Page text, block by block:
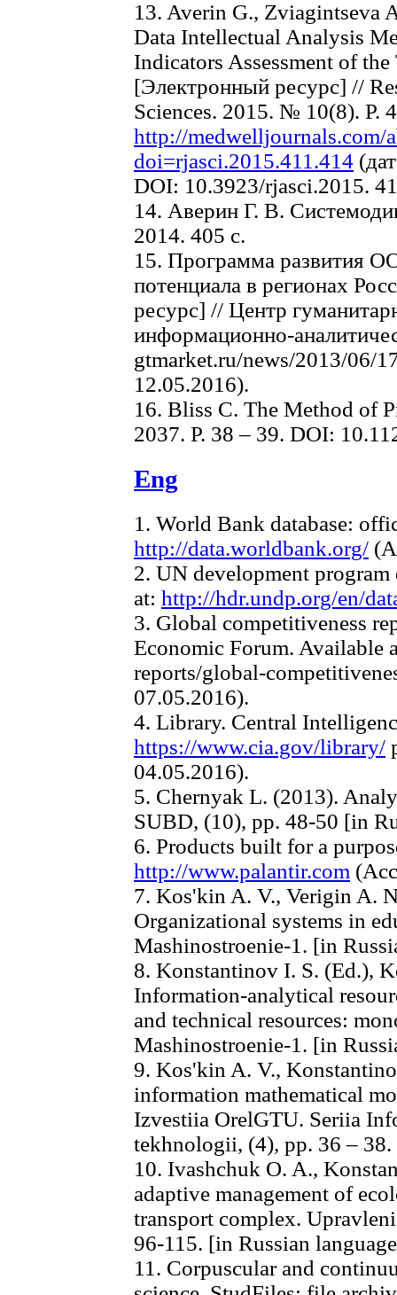
13. Averin G., Zviagintseva
Data Intellectual Analysis
Indicators Assessment of
[Электронный ресурс] //
Sciences. 2015. № 10(8). Р.
http://medwelljournals.com/
doi=rjasci.2015.411.414
DOI: 10.3923/rjasci.2015.
14. Аверин Г. В.
2014. 405 c.
15. Программа развития
потенциала в регионах
ресурс] // Центр
информационно-
gtmarket.ru/news/2013/06/
12.05.2016).
16. Bliss C. The Method of
2037. Р. 38 – 39. DOI:
Eng
1. World Bank database:
http://data.worldbank.org/
2. UN development
at: http://hdr.undp.org/en/
3. Global competitiveness
Economic Forum. Available
reports/global-
07.05.2016).
4. Library. Central
https://www.cia.gov/library/
04.05.2016).
5. Chernyak L. (2013).
SUBD, (10), pp. 48-50 [in
6. Products built for a
http://www.palantir.com
7. Kos'kin A. V., Verigin A.
Organizational systems in
Mashinostroenie-1. [in
8. Konstantinov I. S. (Ed.),
Information-analytical
and technical resources:
Mashinostroenie-1. [in
9. Kos'kin A. V.,
information mathematical
Izvestiia OrelGTU. Seriia
tekhnologii, (4), pp. 36 –
10. Ivashchuk O. A.,
adaptive management of
transport complex.
96-115. [in Russian
11. Corpuscular and